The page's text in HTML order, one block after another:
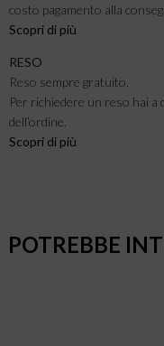
costo pagamento alla
Scopri di più
RESO
Reso sempre gratuito.
Per richiedere un reso hai
dell’ordine.
Scopri di più
POTREBBE